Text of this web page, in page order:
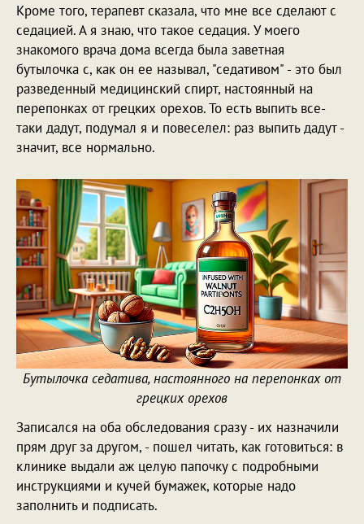
Кроме того, терапевт сказала, что мне все сделают с
седацией. А я знаю, что такое седация. У моего
знакомого врача дома всегда была заветная
бутылочка с, как он ее называл, "седативом" - это был
разведенный медицинский спирт, настоянный на
перепонках от грецких орехов. То есть выпить все-
таки дадут, подумал я и повеселел: раз выпить дадут -
значит, все нормально.
Бутылочка седатива, настоянного на перепонках от
грецких орехов
Записался на оба обследования сразу - их назначили
прям друг за другом, - пошел читать, как готовиться: в
клинике выдали аж целую папочку с подробными
инструкциями и кучей бумажек, которые надо
заполнить и подписать.